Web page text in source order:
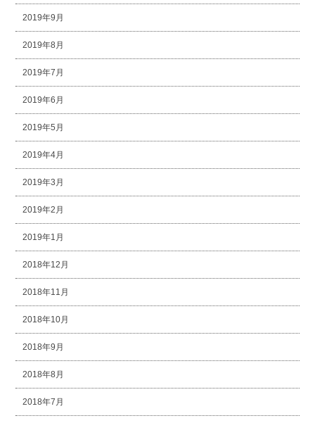
2019年9月
2019年8月
2019年7月
2019年6月
2019年5月
2019年4月
2019年3月
2019年2月
2019年1月
2018年12月
2018年11月
2018年10月
2018年9月
2018年8月
2018年7月